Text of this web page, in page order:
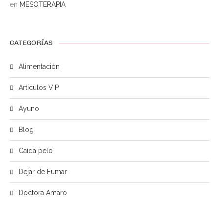
en MESOTERAPIA
CATEGORÍAS
Alimentación
Artículos VIP
Ayuno
Blog
Caída pelo
Dejar de Fumar
Doctora Amaro